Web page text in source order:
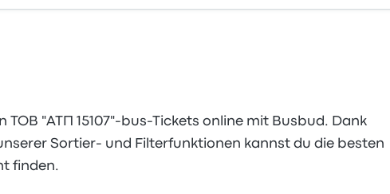
ТОВ "АТП 15107"-bus-Tickets online mit Busbud. Dank
Sortier- und Filterfunktionen kannst du die besten
finden.